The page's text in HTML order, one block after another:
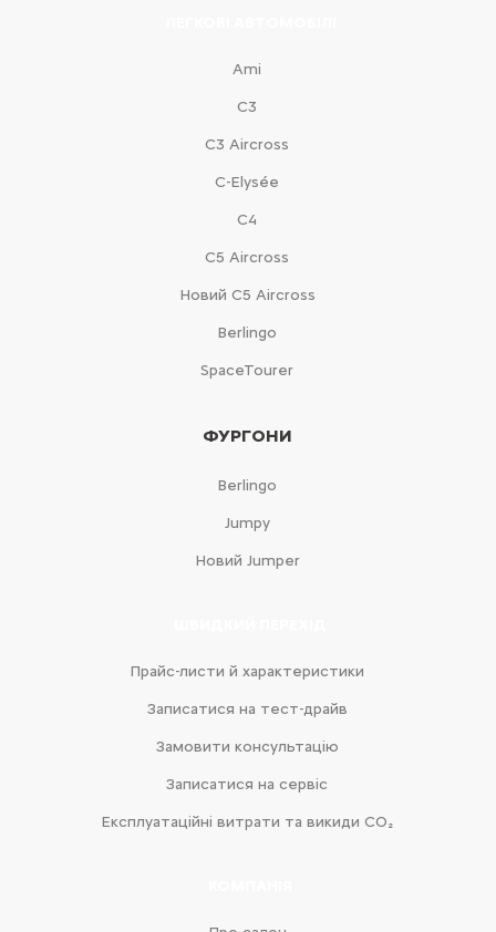
Ami
С3
С3 Aircross
C-Elysée
С4
С5 Aircross
Новий С5 Aircross
Berlingo
SpaceTourer
ФУРГОНИ
Berlingo
Jumpy
Новий Jumper
Прайс-листи й характеристики
Записатися на тест-драйв
Замовити консультацію
Записатися на сервіс
Експлуатаційні витрати та викиди CO₂